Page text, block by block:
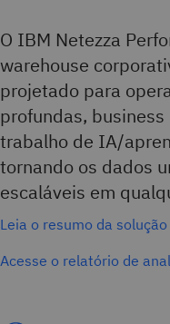
O IBM Netezza
warehouse
projetado para
profundas,
trabalho de IA/
tornando os dados
escaláveis em
Leia o resumo da solução
Acesse o relatório de